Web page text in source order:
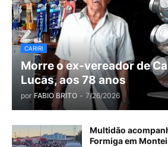
CARIRI
Morre o ex-vereador de
Lucas, aos 78 anos
por FABIO BRITO - 7/26/2026
Multidão
Formiga em